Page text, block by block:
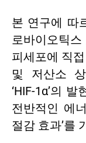
본 연구에 따
로바이오틱스
피세포에 직
및 저산소
‘HIF-1α’의
전반적인 에
절감 효과’를